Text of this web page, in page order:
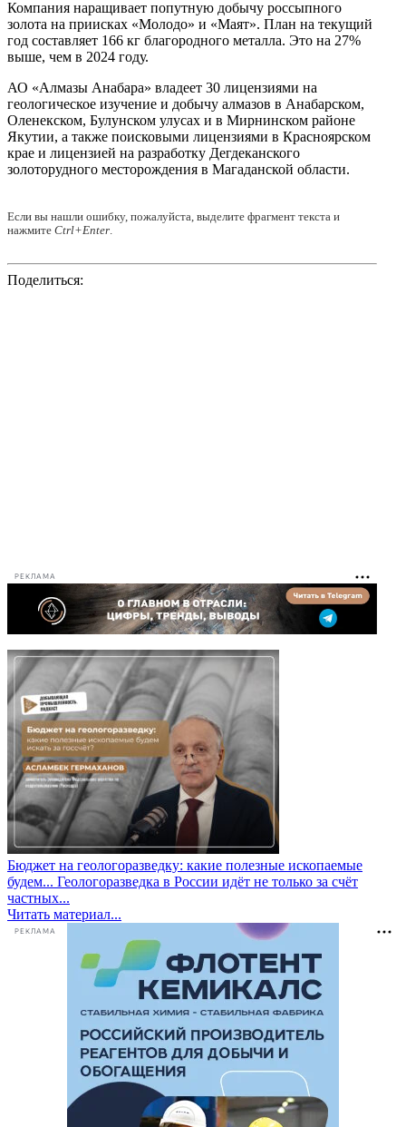
Компания наращивает попутную добычу россыпного
золота на приисках «Молодо» и «Маят». План на текущий
год составляет 166 кг благородного металла. Это на 27%
выше, чем в 2024 году.
АО «Алмазы Анабара» владеет 30 лицензиями на
геологическое изучение и добычу алмазов в Анабарском,
Оленекском, Булунском улусах и в Мирнинском районе
Якутии, а также поисковыми лицензиями в Красноярском
крае и лицензией на разработку Дегдеканского
золоторудного месторождения в Магаданской области.
Если вы нашли ошибку, пожалуйста, выделите фрагмент текста и
нажмите Ctrl+Enter.
Поделиться:
РЕКЛАМА
Бюджет на геологоразведку: какие полезные ископаемые
будем... Геологоразведка в России идёт не только за счёт
частных...
Читать материал...
РЕКЛАМА